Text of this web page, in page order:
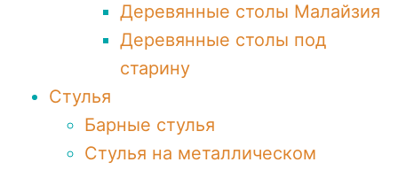
Деревянные столы Малайзия
Деревянные столы под
старину
Стулья
Барные стулья
Стулья на металлическом